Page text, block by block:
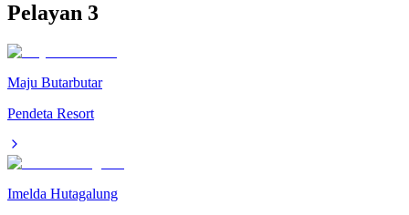
Pelayan 3
Maju Butarbutar
Pendeta Resort
Imelda Hutagalung